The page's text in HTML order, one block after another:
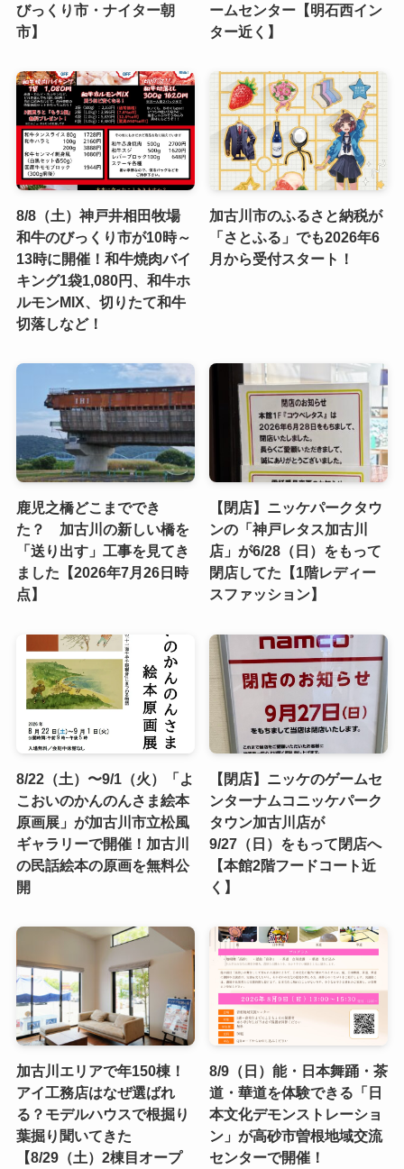
びっくり市・ナイター朝
市】
ームセンター【明石西イン
ター近く】
8/8（土）神戸井相田牧場
和牛のびっくり市が10時～
13時に開催！和牛焼肉バイ
キング1袋1,080円、和牛ホ
ルモンMIX、切りたて和牛
切落しなど！
加古川市のふるさと納税が
「さとふる」でも2026年6
月から受付スタート！
鹿児之橋どこまででき
た？ 加古川の新しい橋を
「送り出す」工事を見てき
ました【2026年7月26日時
点】
【閉店】ニッケパークタウ
ンの「神戸レタス加古川
店」が6/28（日）をもって
閉店してた【1階レディー
スファッション】
8/22（土）〜9/1（火）「よ
こおいのかんのんさま絵本
原画展」が加古川市立松風
ギャラリーで開催！加古川
の民話絵本の原画を無料公
開
【閉店】ニッケのゲームセ
ンターナムコニッケパーク
タウン加古川店が
9/27（日）をもって閉店へ
【本館2階フードコート近
く】
加古川エリアで年150棟！
アイ工務店はなぜ選ばれ
る？モデルハウスで根掘り
葉掘り聞いてきた
【8/29（土）2棟目オープ
8/9（日）能・日本舞踊・茶
道・華道を体験できる「日
本文化デモンストレーショ
ン」が高砂市曽根地域交流
センターで開催！